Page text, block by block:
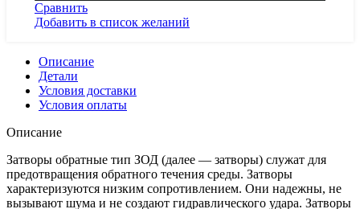
Сравнить
Добавить в список желаний
Описание
Детали
Условия доставки
Условия оплаты
Описание
Затворы обратные тип ЗОД (далее — затворы) служат для
предотвращения обратного течения среды. Затворы
характеризуются низким сопротивлением. Они надежны, не
вызывают шума и не создают гидравлического удара. Затворы